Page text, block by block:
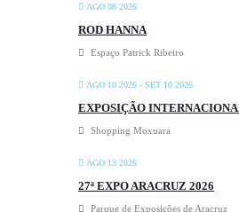
AGO 08 2026
ROD HANNA
Espaço Patrick Ribeiro
AGO 10 2026 - SET 10 2026
EXPOSIÇÃO
Shopping Moxuara
AGO 13 2026
27ª EXPO ARACRUZ 2026
Parque de Exposições de Aracruz